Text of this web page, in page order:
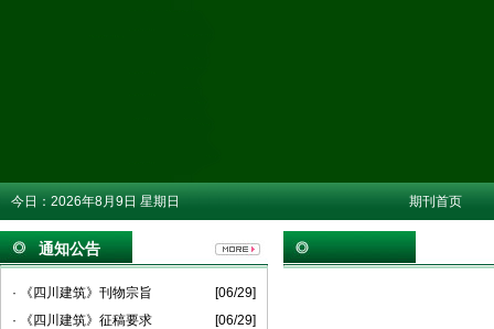
今日： 2026年8月9日 星期日 期刊首页
通知公告
· 《四川建筑》刊物宗旨
[06/29]
· 《四川建筑》征稿要求
[06/29]